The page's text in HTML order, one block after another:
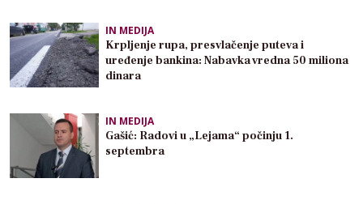
IN MEDIJA
Krpljenje rupa, presvlačenje puteva i
uređenje bankina: Nabavka vredna 50 miliona
dinara
IN MEDIJA
Gašić: Radovi u „Lejama“ počinju 1.
septembra